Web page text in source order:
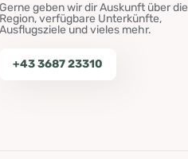
Gerne geben wir dir Auskunft über die
Region, verfügbare Unterkünfte,
Ausflugsziele und vieles mehr.
+43 3687 23310